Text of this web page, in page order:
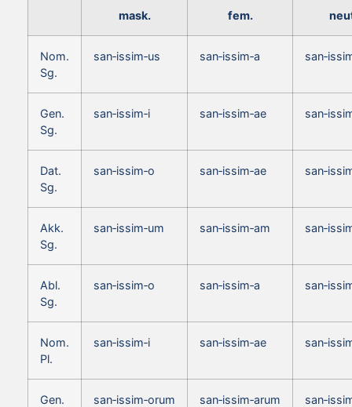
mask. fem.
Nom.
Sg.
san‑issim‑us san‑issim‑a
Gen.
Sg.
san‑issim‑i san‑issim‑ae
Dat.
Sg.
san‑issim‑o san‑issim‑ae
Akk.
Sg.
san‑issim‑um san‑issim‑am
Abl.
Sg.
san‑issim‑o san‑issim‑a
Nom.
Pl.
san‑issim‑i san‑issim‑ae
Gen.
san‑issim‑orum san‑issim‑arum